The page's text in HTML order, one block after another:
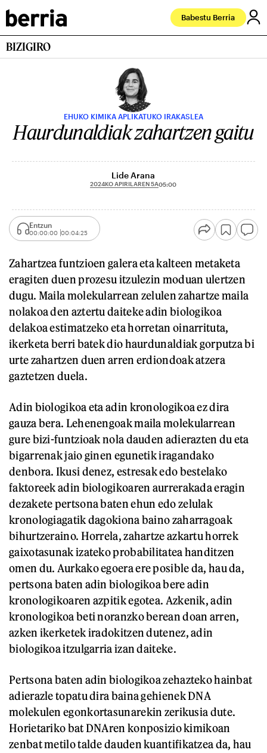
Babestu Berria
BIZIGIRO
EHUKO KIMIKA APLIKATUKO IRAKASLEA
Haurdunaldiak zahartzen gaitu
Lide Arana
2024KO APIRILAREN 5A05:00
Entzun
00:00:00 00:04:25
Zahartzea funtzioen galera eta kalteen metaketa
eragiten duen prozesu itzulezin moduan ulertzen
dugu. Maila molekularrean zelulen zahartze maila
nolakoa den aztertu daiteke adin biologikoa
delakoa estimatzeko eta horretan oinarrituta,
ikerketa berri batek dio haurdunaldiak gorputza bi
urte zahartzen duen arren erdiondoak atzera
gaztetzen duela.
Adin biologikoa eta adin kronologikoa ez dira
gauza bera. Lehenengoak maila molekularrean
gure bizi-funtzioak nola dauden adierazten du eta
bigarrenak jaio ginen egunetik iragandako
denbora. Ikusi denez, estresak edo bestelako
faktoreek adin biologikoaren aurrerakada eragin
dezakete pertsona baten ehun edo zelulak
kronologiagatik dagokiona baino zaharragoak
bihurtzeraino. Horrela, zahartze azkartu horrek
gaixotasunak izateko probabilitatea handitzen
omen du. Aurkako egoera ere posible da, hau da,
pertsona baten adin biologikoa bere adin
kronologikoaren azpitik egotea. Azkenik, adin
kronologikoa beti noranzko berean doan arren,
azken ikerketek iradokitzen dutenez, adin
biologikoa itzulgarria izan daiteke.
Pertsona baten adin biologikoa zehazteko hainbat
adierazle topatu dira baina gehienek DNA
molekulen egonkortasunarekin zerikusia dute.
Horietariko bat DNAren konposizio kimikoan
zenbat metilo talde dauden kuantifikatzea da, hau